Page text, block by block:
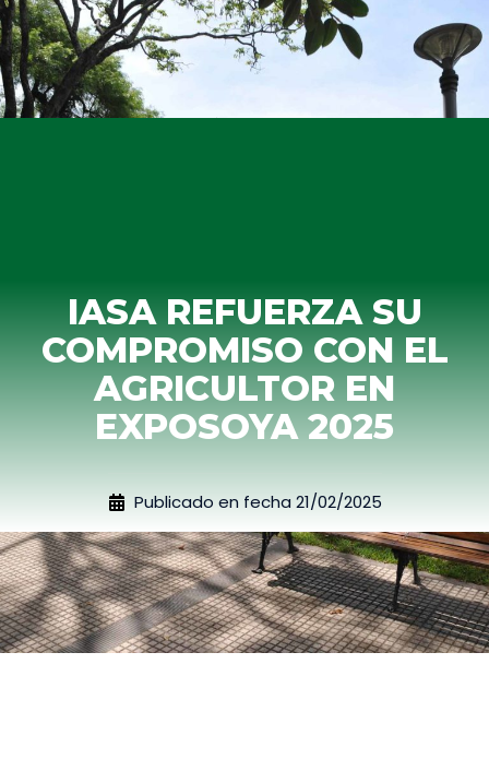
IASA REFUERZA SU
COMPROMISO CON EL
AGRICULTOR EN
EXPOSOYA 2025
Publicado en fecha 21/02/2025